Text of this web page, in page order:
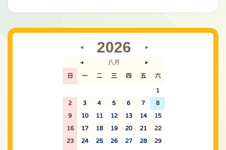
◄ 2026 ►
◄ 八月 ►
日 一 二 三 四 五 六
1
2 3 4 5 6 7 8
9 10 11 12 13 14 15
16 17 18 19 20 21 22
23 24 25 26 27 28 29